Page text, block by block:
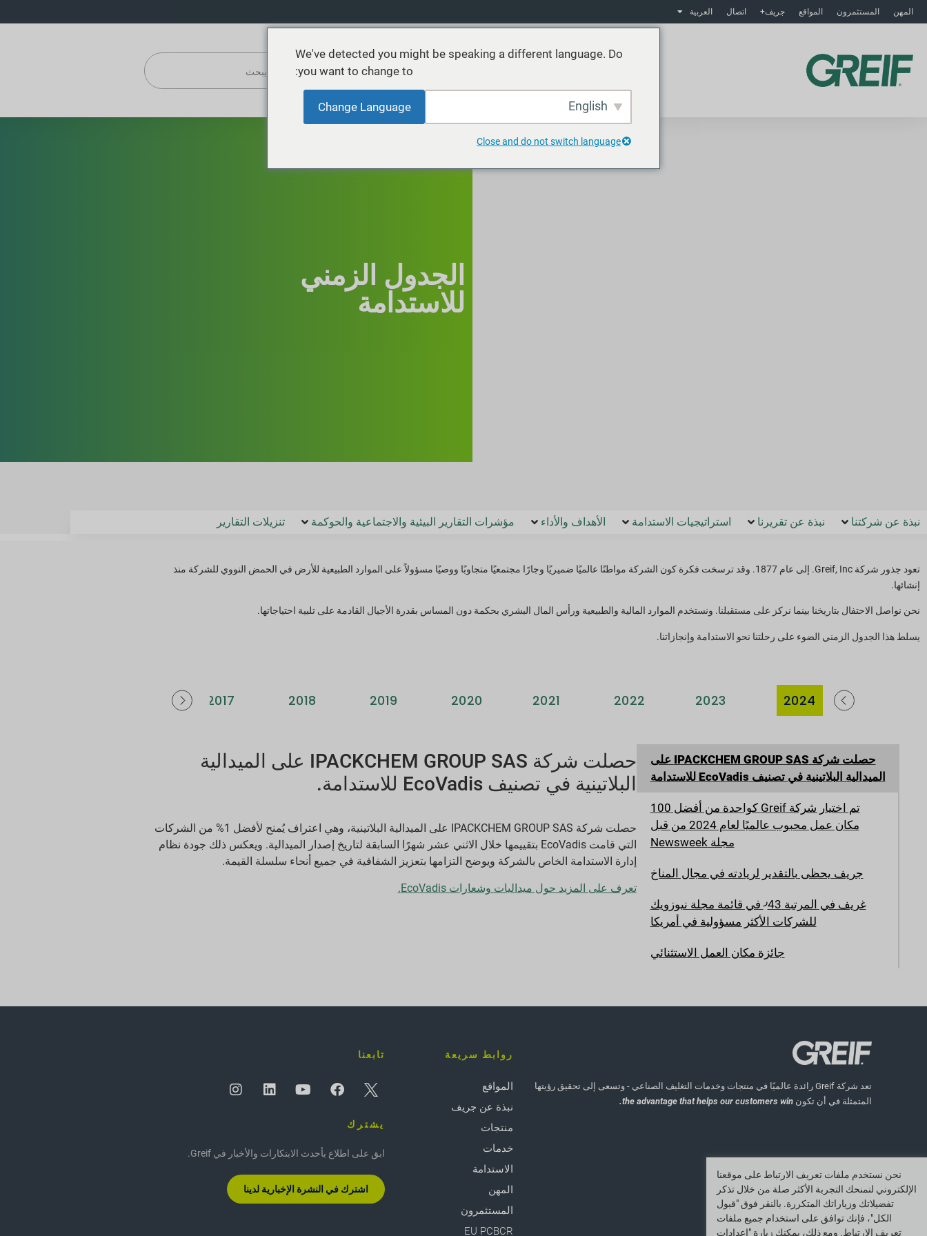
المهن المستثمرون المواقع جريف+ اتصال العربية
موارد عن
الجدول الزمني
للاستدامة
نبذة عن شركتنا نبذة عن تقريرنا استراتيجيات الاستدامة الأهداف والأداء مؤشرات التقارير البيئية والاجتماعية والحوكمة تنزيلات التقارير
تعود جذور شركة Greif, Inc. إلى عام 1877. وقد ترسخت فكرة كون الشركة مواطنًا عالميًا ضميريًا وجارًا مجتمعيًا متجاوبًا ووصيًا مسؤولاً على الموارد الطبيعية للأرض في الحمض النووي للشركة منذ
إنشائها.
نحن نواصل الاحتفال بتاريخنا بينما نركز على مستقبلنا. ونستخدم الموارد المالية والطبيعية ورأس المال البشري بحكمة دون المساس بقدرة الأجيال القادمة على تلبية احتياجاتها.
يسلط هذا الجدول الزمني الضوء على رحلتنا نحو الاستدامة وإنجازاتنا.
2024
2023
2022
2021
2020
2019
2018
2017
حصلت شركة IPACKCHEM GROUP SAS على
الميدالية البلاتينية في تصنيف EcoVadis للاستدامة
تم اختيار شركة Greif كواحدة من أفضل 100
مكان عمل محبوب عالميًا لعام 2024 من قبل
مجلة Newsweek
جريف يحظى بالتقدير لريادته في مجال المناخ
غريف في المرتبة 43 ر في قائمة مجلة نيوزويك
للشركات الأكثر مسؤولية في أمريكا
جائزة مكان العمل الاستثنائي
حصلت شركة IPACKCHEM GROUP SAS على الميدالية
البلاتينية في تصنيف EcoVadis للاستدامة.
حصلت شركة IPACKCHEM GROUP SAS على الميدالية البلاتينية، وهي اعتراف يُمنح لأفضل 1% من الشركات
التي قامت EcoVadis بتقييمها خلال الاثني عشر شهرًا السابقة لتاريخ إصدار الميدالية. ويعكس ذلك جودة نظام
إدارة الاستدامة الخاص بالشركة ويوضح التزامها بتعزيز الشفافية في جميع أنحاء سلسلة القيمة.
تعرف على المزيد حول ميداليات وشعارات EcoVadis.
تعد شركة Greif رائدة عالميًا في منتجات وخدمات التغليف الصناعي - وتسعى إلى تحقيق رؤيتها
المتمثلة في أن تكون the advantage that helps our customers win.
روابط سريعة
المواقع
نبذة عن جريف
منتجات
خدمات
الاستدامة
المهن
المستثمرون
EU PCBCR
تابعنا
يشترك
ابق على اطلاع بأحدث الابتكارات والأخبار في Greif.
اشترك في النشرة الإخبارية لدينا
نحن نستخدم ملفات تعريف الارتباط على موقعنا
الإلكتروني لنمنحك التجربة الأكثر صلة من خلال تذكر
تفضيلاتك وزياراتك المتكررة. بالنقر فوق "قبول
الكل"، فإنك توافق على استخدام جميع ملفات
تعريف الارتباط. ومع ذلك، يمكنك زيارة "إعدادات
We've detected you might be speaking a different language. Do
you want to change to:
English
Change Language
Close and do not switch language